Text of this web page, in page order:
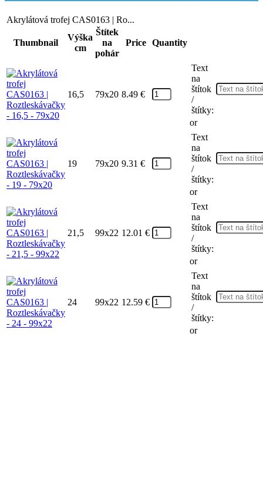
Akrylátová trofej CAS0163 | Ro...
Thumbnail
Výška
cm
Štítek
na
pohár
Price Quantity
16,5 79x20 8.49 €
Text
na
štítok
/
štítky:
or
19 79x20 9.31 €
Text
na
štítok
/
štítky:
or
21,5 99x22 12.01 €
Text
na
štítok
/
štítky:
or
24 99x22 12.59 €
Text
na
štítok
/
štítky:
or